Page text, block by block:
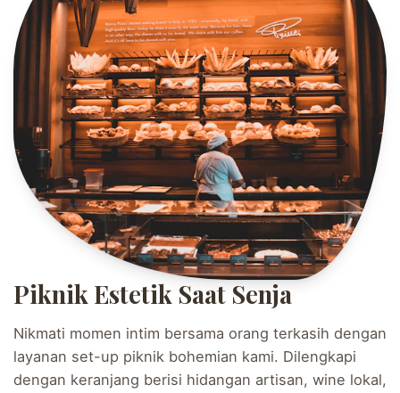
Piknik Estetik Saat Senja
Nikmati momen intim bersama orang terkasih dengan
layanan set-up piknik bohemian kami. Dilengkapi
dengan keranjang berisi hidangan artisan, wine lokal,